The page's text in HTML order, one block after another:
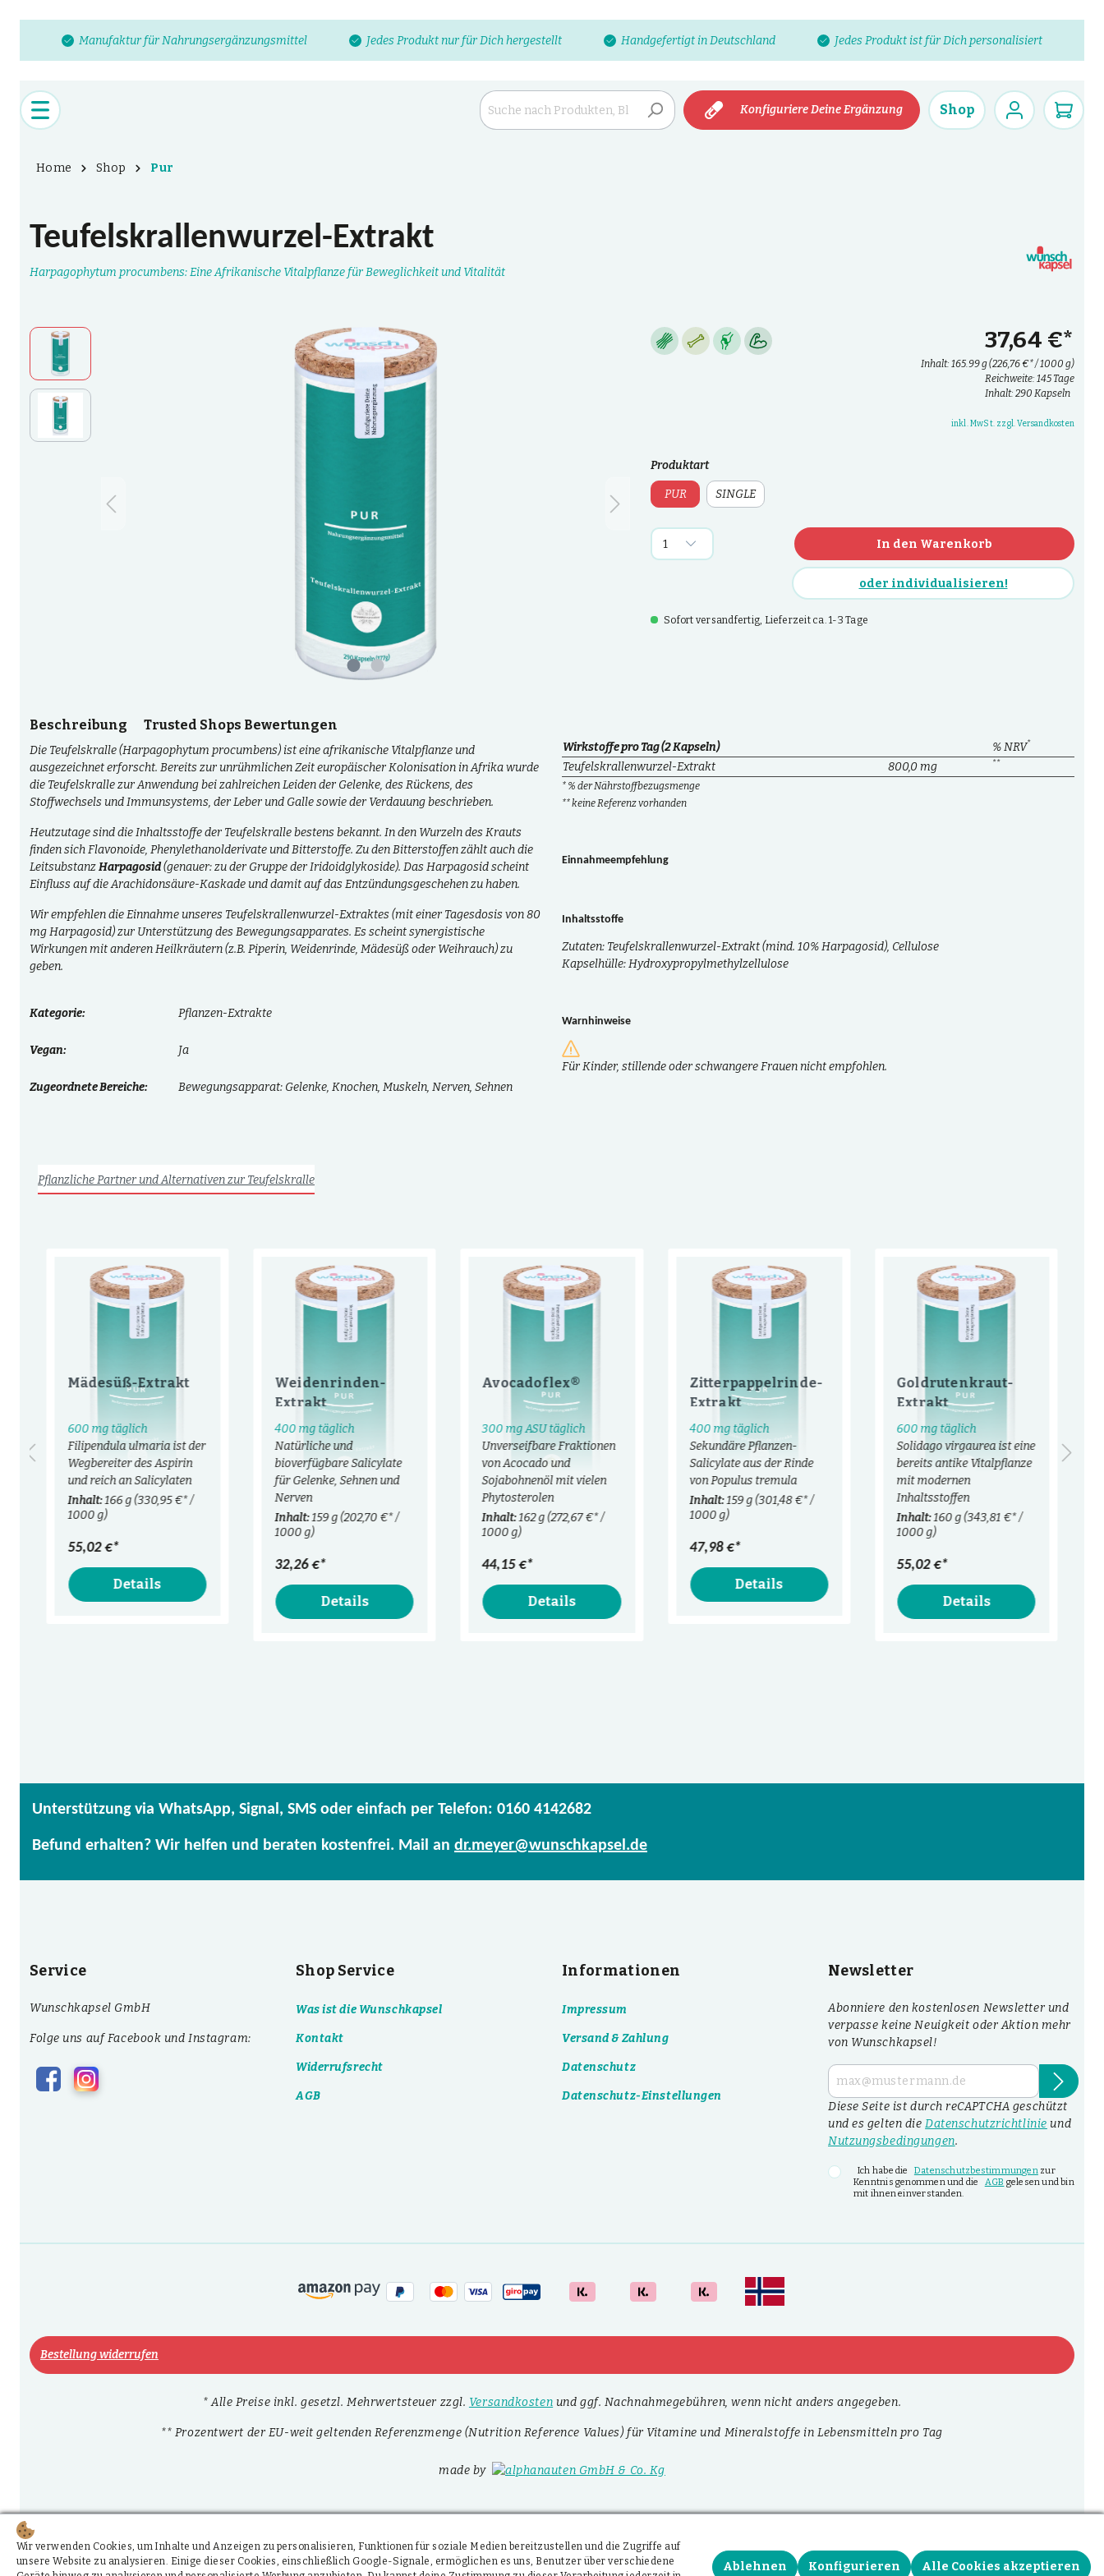
Manufaktur für Nahrungsergänzungsmittel Jedes Produkt nur für Dich hergestellt Handgefertigt in Deutschland Jedes Produkt ist für Dich personalisiert
Konfiguriere Deine Ergänzung Shop
Home Shop Pur
Teufelskrallenwurzel-Extrakt
Harpagophytum procumbens: Eine Afrikanische Vitalpflanze für Beweglichkeit und Vitalität
37,64 €*
Inhalt: 165.99 g(226,76 €* / 1000 g)
Reichweite: 145 Tage
Inhalt: 290 Kapseln
inkl. MwSt. zzgl. Versandkosten
Produktart
PUR SINGLE
In den Warenkorb
oder individualisieren!
Sofort versandfertig, Lieferzeit ca. 1-3 Tage
Beschreibung Trusted Shops Bewertungen
Die Teufelskralle (Harpagophytum procumbens) ist eine afrikanische Vitalpflanze und
ausgezeichnet erforscht. Bereits zur unrühmlichen Zeit europäischer Kolonisation in Afrika wurde
die Teufelskralle zur Anwendung bei zahlreichen Leiden der Gelenke, des Rückens, des
Stoffwechsels und Immunsystems, der Leber und Galle sowie der Verdauung beschrieben.
Heutzutage sind die Inhaltsstoffe der Teufelskralle bestens bekannt. In den Wurzeln des Krauts
finden sich Flavonoide, Phenylethanolderivate und Bitterstoffe. Zu den Bitterstoffen zählt auch die
LeitsubstanzHarpagosid(genauer: zu der Gruppe der Iridoidglykoside). Das Harpagosid scheint
Einfluss auf die Arachidonsäure-Kaskade und damit auf das Entzündungsgeschehen zu haben.
Wir empfehlen die Einnahme unseres Teufelskrallenwurzel-Extraktes (mit einer Tagesdosis von 80
mg Harpagosid) zur Unterstützung des Bewegungsapparates. Es scheint synergistische
Wirkungen mit anderen Heilkräutern (z.B. Piperin, Weidenrinde, Mädesüß oder Weihrauch) zu
geben.
Kategorie: Pflanzen-Extrakte
Vegan: Ja
Zugeordnete Bereiche: Bewegungsapparat: Gelenke, Knochen, Muskeln, Nerven, Sehnen
Wirkstoffe pro Tag (2 Kapseln) % NRV*
Teufelskrallenwurzel-Extrakt 800,0 mg **
* % der Nährstoffbezugsmenge
** keine Referenz vorhanden
Einnahmeempfehlung
Inhaltsstoffe
Zutaten: Teufelskrallenwurzel-Extrakt (mind. 10% Harpagosid), Cellulose
Kapselhülle: Hydroxypropylmethylzellulose
Warnhinweise
Für Kinder, stillende oder schwangere Frauen nicht empfohlen.
Pflanzliche Partner und Alternativen zur Teufelskralle
Mädesüß-Extrakt
600 mg täglich
Filipendula ulmaria ist der
Wegbereiter des Aspirin
und reich an Salicylaten
Inhalt:166 g(330,95 €* /
1000 g)
55,02 €*
Details
Weidenrinden-
Extrakt
400 mg täglich
Natürliche und
bioverfügbare Salicylate
für Gelenke, Sehnen und
Nerven
Inhalt:159 g(202,70 €* /
1000 g)
32,26 €*
Details
Avocadoflex®
300 mg ASU täglich
Unverseifbare Fraktionen
von Acocado und
Sojabohnenöl mit vielen
Phytosterolen
Inhalt:162 g(272,67 €* /
1000 g)
44,15 €*
Details
Zitterpappelrinde-
Extrakt
400 mg täglich
Sekundäre Pflanzen-
Salicylate aus der Rinde
von Populus tremula
Inhalt:159 g(301,48 €* /
1000 g)
47,98 €*
Details
Goldrutenkraut-
Extrakt
600 mg täglich
Solidago virgaurea ist eine
bereits antike Vitalpflanze
mit modernen
Inhaltsstoffen
Inhalt:160 g(343,81 €* /
1000 g)
55,02 €*
Details
Unterstützung via WhatsApp, Signal, SMS oder einfach per Telefon: 0160 4142682
Befund erhalten? Wir helfen und beraten kostenfrei. Mail an dr.meyer@wunschkapsel.de
Service
Wunschkapsel GmbH
Folge uns auf Facebook und Instagram:
Shop Service
Was ist die Wunschkapsel
Kontakt
Widerrufsrecht
AGB
Informationen
Impressum
Versand & Zahlung
Datenschutz
Datenschutz-Einstellungen
Newsletter
Abonniere den kostenlosen Newsletter und
verpasse keine Neuigkeit oder Aktion mehr
von Wunschkapsel!
Diese Seite ist durch reCAPTCHA geschützt
und es gelten dieDatenschutzrichtlinie und
Nutzungsbedingungen.
Ich habe die Datenschutzbestimmungenzur
Kenntnis genommen und die
AGB gelesen und bin
mit ihnen einverstanden.
Bestellung widerrufen
* Alle Preise inkl. gesetzl. Mehrwertsteuer zzgl. Versandkosten und ggf. Nachnahmegebühren, wenn nicht anders angegeben.
** Prozentwert der EU-weit geltenden Referenzmenge (Nutrition Reference Values) für Vitamine und Mineralstoffe in Lebensmitteln pro Tag
made by
Wir verwenden Cookies, um Inhalte und Anzeigen zu personalisieren, Funktionen für soziale Medien bereitzustellen und die Zugriffe auf
unsere Website zu analysieren. Einige dieser Cookies, einschließlich Google-Signale, ermöglichen es uns, Benutzer über verschiedene
Ablehnen Konfigurieren Alle Cookies akzeptieren